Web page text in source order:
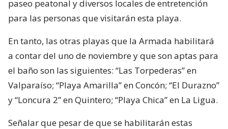
paseo peatonal y diversos locales de entretención
para las personas que visitarán esta playa.
En tanto, las otras playas que la Armada habilitará
a contar del uno de noviembre y que son aptas para
el baño son las siguientes: “Las Torpederas” en
Valparaíso; “Playa Amarilla” en Concón; “El Durazno”
y “Loncura 2” en Quintero; “Playa Chica” en La Ligua.
Señalar que pesar de que se habilitarán estas